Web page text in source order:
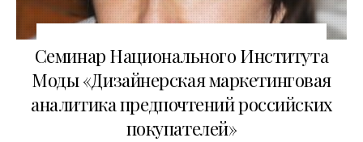
Семинар Национального Института
Моды «Дизайнерская маркетинговая
аналитика предпочтений российских
покупателей»